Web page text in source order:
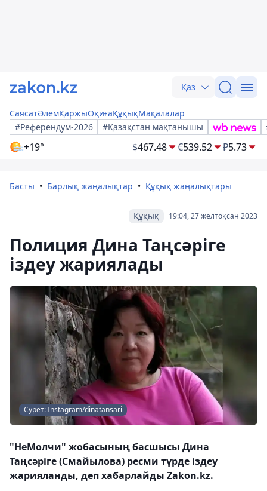
Қаз
СаясатӘлемҚаржыОқиғаҚұқықМақалалар
#Референдум-2026
#Қазақстан мақтанышы
+19° $467.48 €539.52 ₽5.73
Басты Барлық жаңалықтар Құқық жаңалықтары
19:04, 27 желтоқсан 2023
Құқық
Полиция Дина Таңсәріге
іздеу жариялады
Сурет: Instagram/dinatansari
"НеМолчи" жобасының басшысы Дина
Таңсәріге (Смайылова) ресми түрде іздеу
жарияланды, деп хабарлайды Zakon.kz.